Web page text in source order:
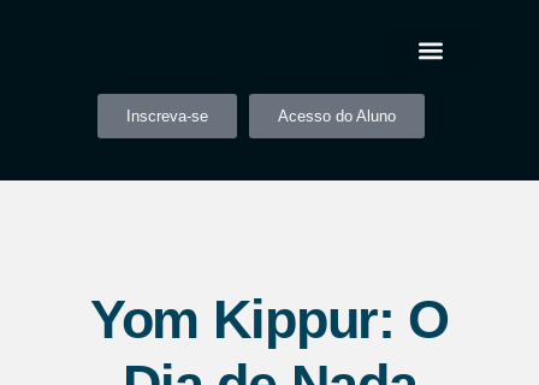
Inscreva-se Acesso do Aluno
Yom Kippur: O